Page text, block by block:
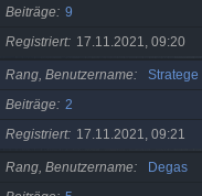
Beiträge 9
Registriert
17.11.2021, 09:20
Rang, Benutzername
Stratege
Beiträge 2
Registriert
17.11.2021, 09:21
Rang, Benutzername
Degas